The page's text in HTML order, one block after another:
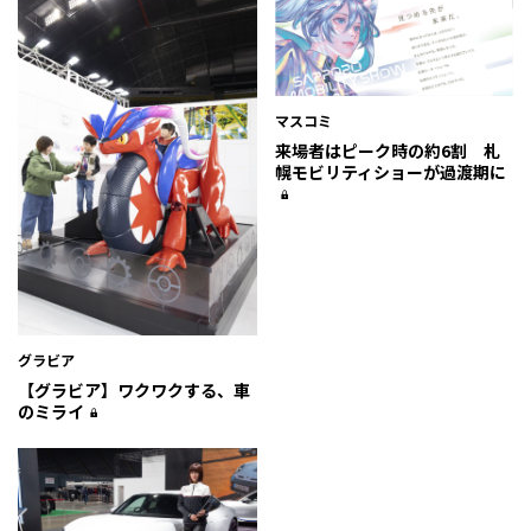
グラビア
【グラビア】ワクワクする、車
のミライ
マスコミ
来場者はピーク時の約6割 札
幌モビリティショーが過渡期に